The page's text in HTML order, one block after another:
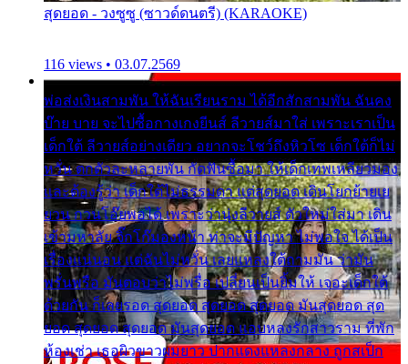
สุดยอด - วงซูซู (ซาวด์ดนตรี) (KARAOKE)
116 views • 03.07.2569
พ่อส่งเงินสามพัน ให้ฉันเรียนราม ได้อีกสักสามพัน ฉันคง
บ๊าย บาย จะไปซื้อกางเกงยีนส์ ลีวายส์มาใส่ เพราะเราเป็น
เด็กใต้ ลีวายส์อย่างเดียว อยากจะโชว์ถึงหิวโซ เด็กใต้ก็ไม่
หวั่น ตกตัวละหลายพัน กัดฟันซื้อมา ให้เด็กเทพเหลียวมอง
และต้องรู้ว่า เด็กใต้ไม่ธรรมดา แต่สุดยอด เดินโยกย้ายเย
ยวน กวนโอ๊ยพอได้ เพราะว่านุ่งลีวายส์ ตัวใหม่ใส่มา เดิน
เข้ามหาลัย จิ๊กโก๊มองหน้า ท่าจะมีปัญหา ไม่พอใจ ได้เป็น
เรื่องแน่นอน แต่ฉันไม่หวั่น เลยแหลงใต้ถามมัน ว่ามัน
พรั่นพรือ มันตอบว่าไม่พรื่อ เปลี่ยนเป็นยิ้มให้ เจอะเด็กใต้
ด้วยกัน ก็เลยรอด สุดยอด สุดยอด สุดยอด มันสุดยอด สุด
ยอด สุดยอด สุดยอด มันสุดยอด แอบหลงรักสาวราม ที่พัก
ห้องเช่า เธอผิวขาวผมยาว ปากแดงแหลงกลาง ถูกสเป็ก